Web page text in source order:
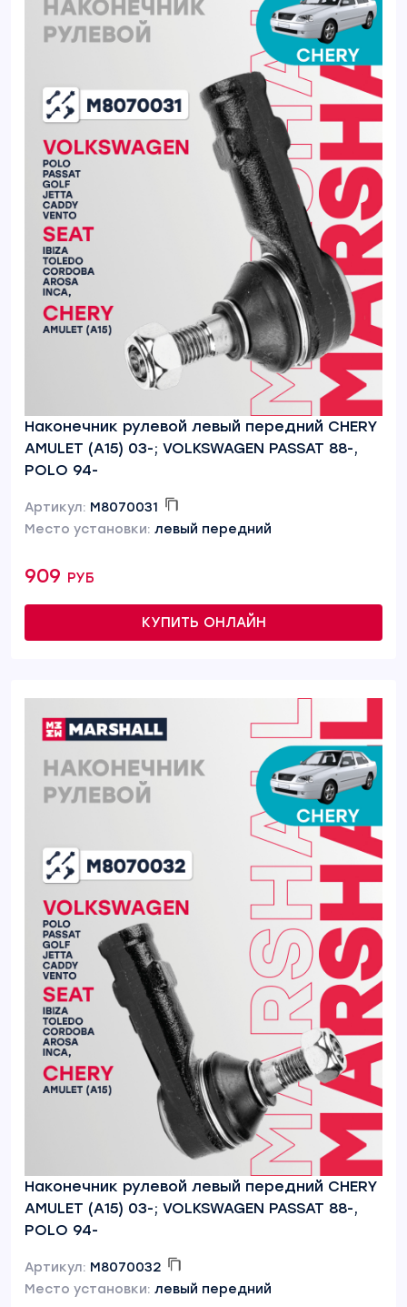
Наконечник рулевой левый передний CHERY
AMULET (A15) 03-; VOLKSWAGEN PASSAT 88-,
POLO 94-
Артикул: M8070031
Место установки: левый передний
909 руб
КУПИТЬ ОНЛАЙН
Наконечник рулевой левый передний CHERY
AMULET (A15) 03-; VOLKSWAGEN PASSAT 88-,
POLO 94-
Артикул: M8070032
Место установки: левый передний